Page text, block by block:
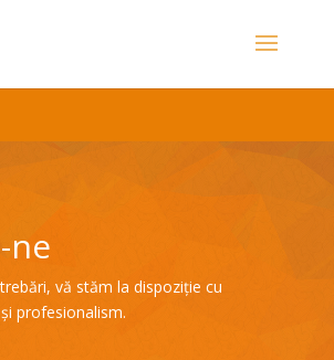
ne
vă stăm la dispoziție cu
profesionalism.